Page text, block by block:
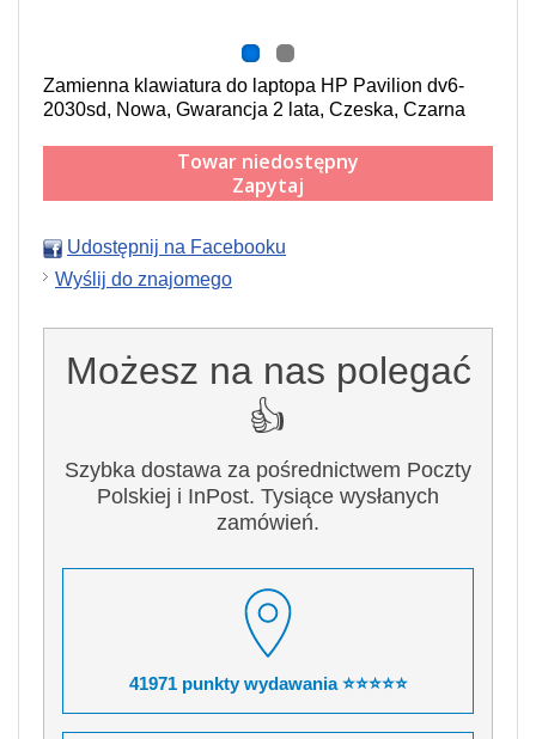
Zamienna klawiatura do laptopa HP Pavilion dv6-
2030sd, Nowa, Gwarancja 2 lata, Czeska, Czarna
Towar niedostępny
Zapytaj
Udostępnij na Facebooku
Wyślij do znajomego
Możesz na nas polegać
👍
Szybka dostawa za pośrednictwem Poczty
Polskiej i InPost. Tysiące wysłanych
zamówień.
41971 punkty wydawania ⭐⭐⭐⭐⭐